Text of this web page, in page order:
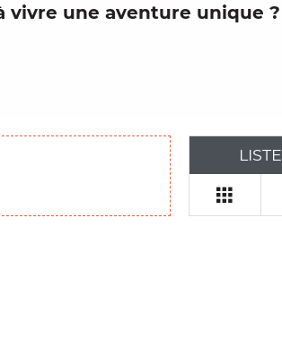
vivre une aventure unique ?
LISTE